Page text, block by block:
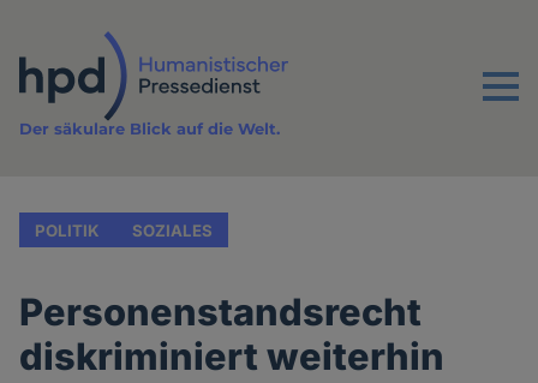
Inhalt
Menu
Der säkulare Blick auf die Welt.
POLITIK SOZIALES
Personenstandsrecht
diskriminiert weiterhin